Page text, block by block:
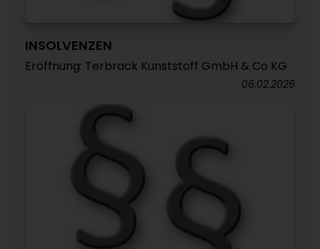
INSOLVENZEN
Eröffnung: Terbrack Kunststoff GmbH & Co KG
06.02.2026